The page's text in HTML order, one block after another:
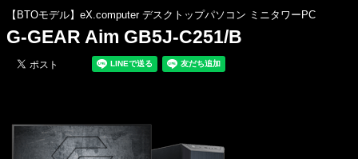
【BTOモデル】eX.computer デスクトップパソコン ミニタワーPC
G-GEAR Aim GB5J-C251/B